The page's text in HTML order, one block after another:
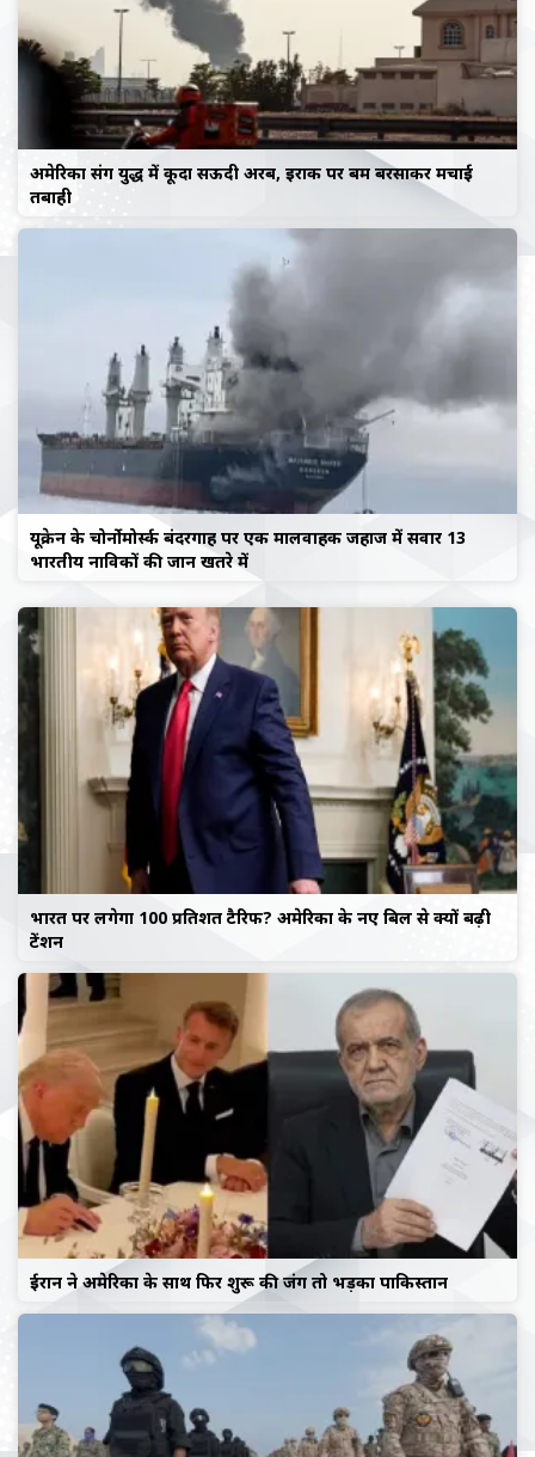
अमेरिका संग युद्ध में कूदा सऊदी अरब, इराक पर बम बरसाकर मचाई
तबाही
यूक्रेन के चोर्नोमोर्स्क बंदरगाह पर एक मालवाहक जहाज में सवार 13
भारतीय नाविकों की जान खतरे में
भारत पर लगेगा 100 प्रतिशत टैरिफ? अमेरिका के नए बिल से क्यों बढ़ी
टेंशन
ईरान ने अमेरिका के साथ फिर शुरू की जंग तो भड़का पाकिस्तान